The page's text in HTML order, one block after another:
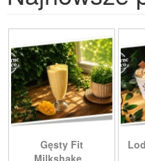
Gęsty Fit
Milkshake...